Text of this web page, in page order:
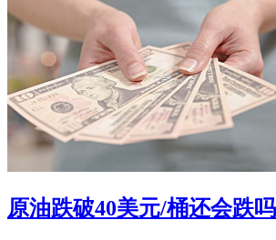
原油跌破40美元/桶还会跌